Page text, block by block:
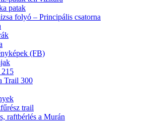
patak
folyó – Principális csatorna
(FB)
Trail 300
trail
raftbérlés a Murán